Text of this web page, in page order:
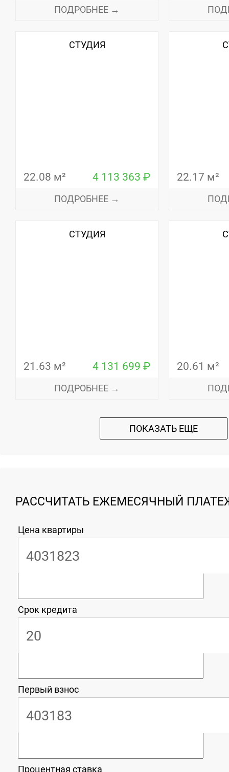
ПОДРОБНЕЕ →
СТУДИЯ
22.08 м² 4 113 363 ₽
ПОДРОБНЕЕ →
22.17 м²
СТУДИЯ
21.63 м² 4 131 699 ₽
ПОДРОБНЕЕ →
20.61 м²
ПОКАЗАТЬ ЕЩЕ
РАССЧИТАТЬ ЕЖЕМЕСЯЧНЫЙ
Цена квартиры
Срок кредита
Первый взнос
Процентная ставка